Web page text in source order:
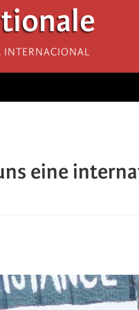
Internacional
eine